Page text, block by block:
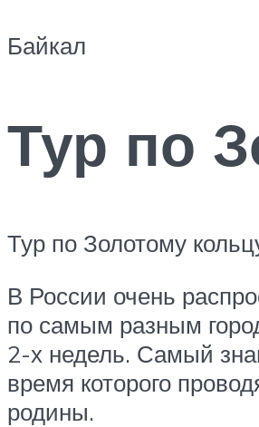
Байкал
Тур по
Тур по Золотому
В России очень
по самым разным
2-х недель. Самый
время которого
родины.